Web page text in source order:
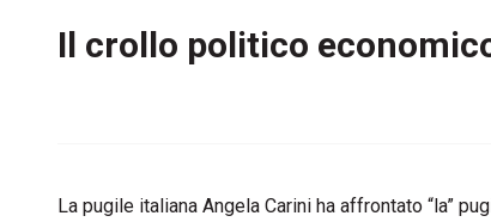
Il crollo politico
La pugile italiana Angela Carini ha affrontato “la”